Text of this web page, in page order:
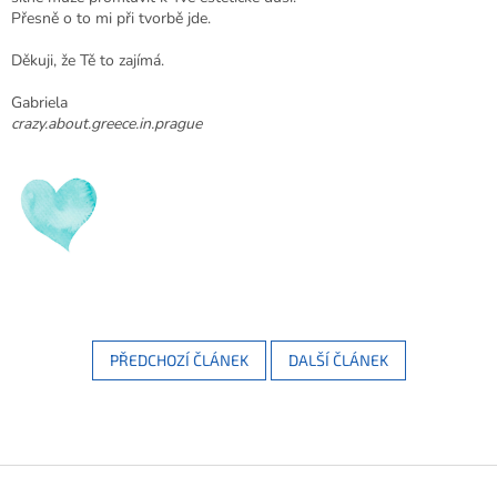
Přesně o to mi při tvorbě jde.
Děkuji, že Tě to zajímá.
Gabriela
crazy.about.greece.in.prague
PŘEDCHOZÍ ČLÁNEK DALŠÍ ČLÁNEK